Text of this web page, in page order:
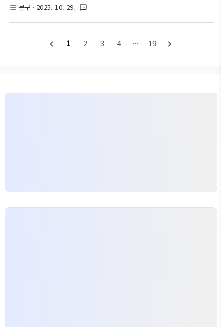
새해 결심으로 헬스장 등록을 고민하지만, 꾸준히 가
방법 중 하나로 자리 잡았..
‘오늘도 잘 지냈어?’라는 말 한마디로도 따뜻함을 전
할 수 있으니까요. 이번 글에서는 11월의 분위기와 감
드릴게요. 짧지만 힘이 되는 문장들, 바로 복사해서 사
세요.11월의 찬바람 속에서도 오늘 하루 따뜻한 미소
format_list_bulleted 문구 · 2025. 10. 29. textsms
navigate_before 1 2 3 4 ··· 19 navigate_next